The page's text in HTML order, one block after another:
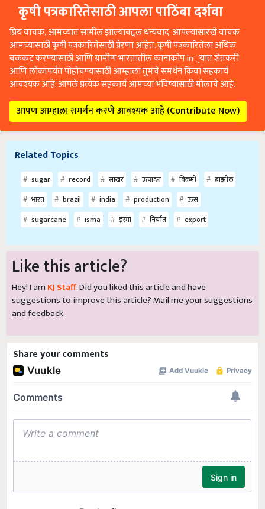
कृषी पत्रकारितेसाठी आपला पाठिंबा दर्शवा
प्रिय वाचक, आमच्यात सामील झाल्याबद्दल धन्यवाद. आपल्यासारखे वाचक
आमच्यासाठी कृषी पत्रकारितेसाठी प्रेरणा आहेत. कृषी पत्रकारितेला अधिक
बळकट करण्यासाठी आणि ग्रामीण भारतातील कानाकोप in्यात शेतकरी
आणि लोकांपर्यंत पोहोचण्यासाठी आम्हाला तुमचे समर्थन किंवा सहकार्य
आवश्यक आहे. आपले प्रत्येक सहकार्य आमच्या भविष्यासाठी मोलाचे आहे.
आपण आम्हाला समर्थन करणे आवश्यक आहे (Contribute Now)
Related Topics
sugar record साखर उत्पादन विक्रमी
ब्राझील
भारत
brazil india production
ऊस
sugarcane
isma इस्मा निर्यात export
Like this article?
Hey! I am KJ Staff. Did you liked this article and have
suggestions to improve this article?Mailme your suggestions
and feedback.
Share your comments